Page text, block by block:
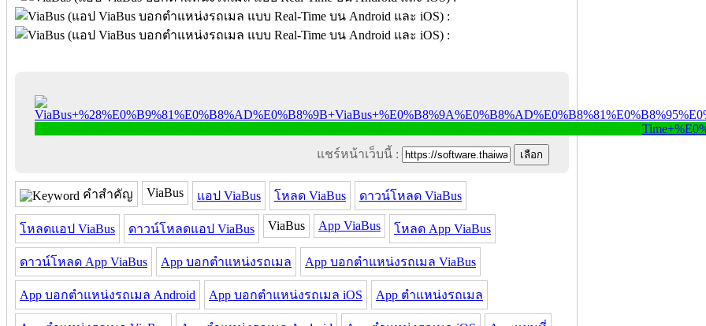
แชร์หน้าเว็บนี้ :
คำสำคัญ ViaBus แอป ViaBus โหลด ViaBus ดาวน์โหลด ViaBus
โหลดแอป ViaBus ดาวน์โหลดแอป ViaBus ViaBus App ViaBus โหลด App ViaBus
ดาวน์โหลด App ViaBus App บอกตำแหน่งรถเมล App บอกตำแหน่งรถเมล ViaBus
App บอกตำแหน่งรถเมล Android App บอกตำแหน่งรถเมล iOS App ตำแหน่งรถเมล